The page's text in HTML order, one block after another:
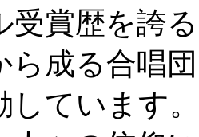
受賞歴を誇
ら成る合唱
しています。